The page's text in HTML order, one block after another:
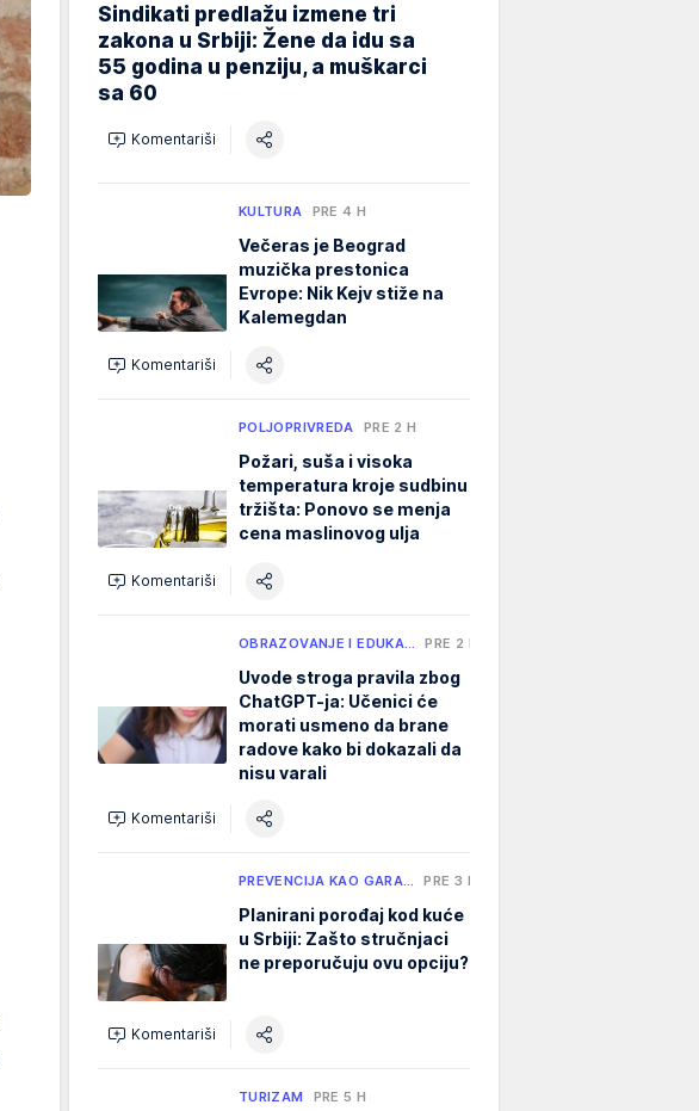
Sindikati predlažu izmene tri
zakona u Srbiji: Žene da idu sa
55 godina u penziju, a muškarci
sa 60
Komentariši
KULTURA PRE 4 H
Večeras je Beograd
muzička prestonica
Evrope: Nik Kejv stiže na
Kalemegdan
Komentariši
POLJOPRIVREDA PRE 2 H
Požari, suša i visoka
temperatura kroje sudbinu
tržišta: Ponovo se menja
cena maslinovog ulja
Komentariši
OBRAZOVANJE I EDUKA… PRE 2 H
Uvode stroga pravila zbog
ChatGPT-ja: Učenici će
morati usmeno da brane
radove kako bi dokazali da
nisu varali
Komentariši
PREVENCIJA KAO GARA… PRE 3 H
Planirani porođaj kod kuće
u Srbiji: Zašto stručnjaci
ne preporučuju ovu opciju?
Komentariši
TURIZAM PRE 5 H